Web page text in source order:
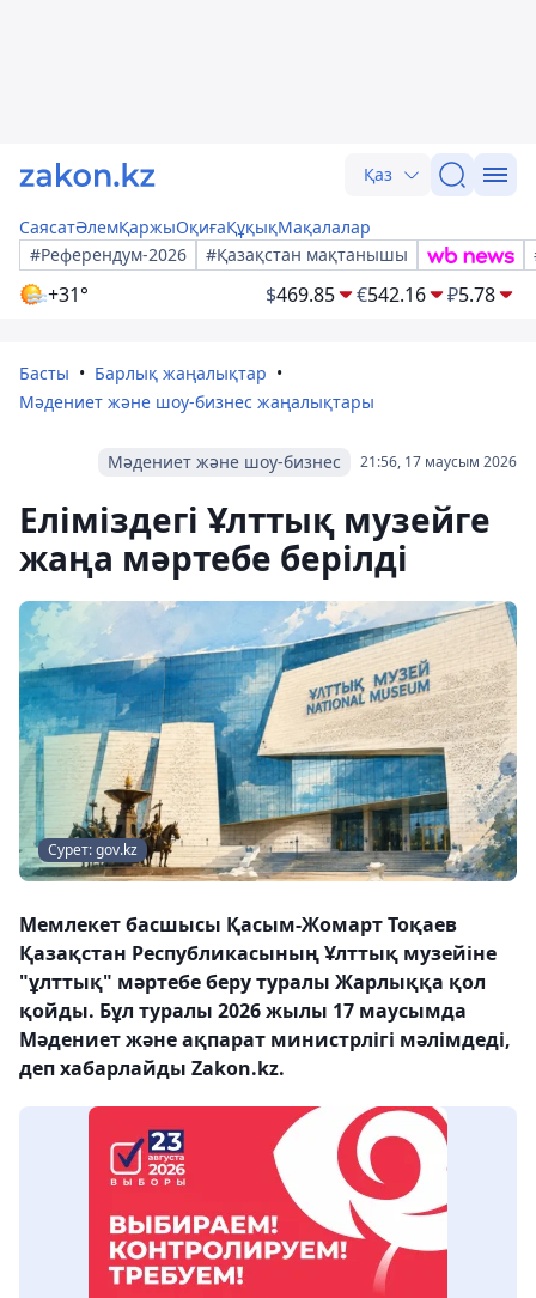
Қаз
СаясатӘлемҚаржыОқиғаҚұқықМақалалар
#Референдум-2026
#Қазақстан мақтанышы
+31° $469.85 €542.16 ₽5.78
Басты
Барлық жаңалықтар
Мәдениет және шоу-бизнес жаңалықтары
21:56, 17 маусым 2026
Мәдениет және шоу-бизнес
Еліміздегі Ұлттық музейге
жаңа мәртебе берілді
Сурет: gov.kz
Мемлекет басшысы Қасым-Жомарт Тоқаев
Қазақстан Республикасының Ұлттық музейіне
"ұлттық" мәртебе беру туралы Жарлыққа қол
қойды. Бұл туралы 2026 жылы 17 маусымда
Мәдениет және ақпарат министрлігі мәлімдеді,
деп хабарлайды Zakon.kz.